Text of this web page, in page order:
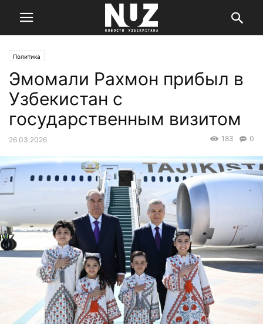
Политика
Эмомали Рахмон прибыл в
Узбекистан с
государственным визитом
26.03.2026 0
183